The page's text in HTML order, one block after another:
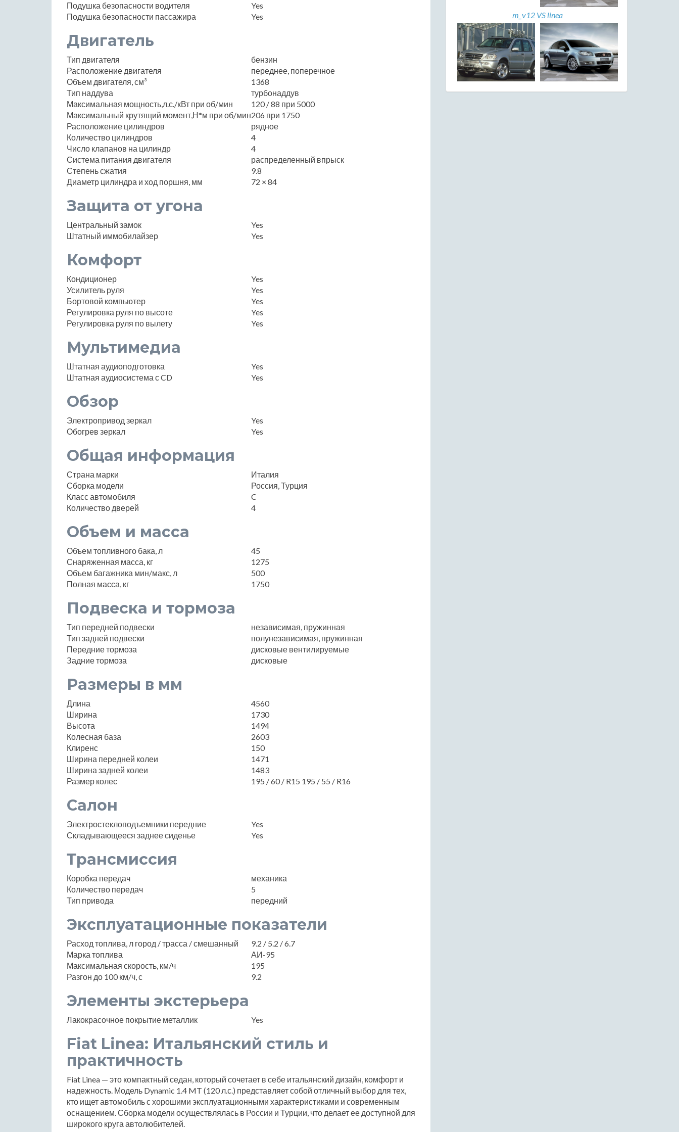
Подушка безопасности водителя
Yes
Подушка безопасности пассажира
Yes
Двигатель
Тип двигателя
бензин
Расположение двигателя
переднее, поперечное
Объем двигателя, см³
1368
Тип наддува
турбонаддув
Максимальная мощность,л.с./кВт при об/мин
120 / 88 при 5000
Максимальный крутящий момент,Н*м при об/мин206 при 1750
Расположение цилиндров
рядное
Количество цилиндров
4
Число клапанов на цилиндр
4
Система питания двигателя
распределенный впрыск
Степень сжатия
9.8
Диаметр цилиндра и ход поршня, мм
72 × 84
Защита от угона
Центральный замок
Yes
Штатный иммобилайзер
Yes
Комфорт
Кондиционер
Yes
Усилитель руля
Yes
Бортовой компьютер
Yes
Регулировка руля по высоте
Yes
Регулировка руля по вылету
Yes
Мультимедиа
Штатная аудиоподготовка
Yes
Штатная аудиосистема с CD
Yes
Обзор
Электропривод зеркал
Yes
Обогрев зеркал
Yes
Общая информация
Страна марки
Италия
Сборка модели
Россия, Турция
Класс автомобиля
C
Количество дверей
4
Объем и масса
Объем топливного бака, л
45
Снаряженная масса, кг
1275
Объем багажника мин/макс, л
500
Полная масса, кг
1750
Подвеска и тормоза
Тип передней подвески
независимая, пружинная
Тип задней подвески
полунезависимая, пружинная
Передние тормоза
дисковые вентилируемые
Задние тормоза
дисковые
Размеры в мм
Длина
4560
Ширина
1730
Высота
1494
Колесная база
2603
Клиренс
150
Ширина передней колеи
1471
Ширина задней колеи
1483
Размер колес
195 / 60 / R15 195 / 55 / R16
Салон
Электростеклоподъемники передние
Yes
Складывающееся заднее сиденье
Yes
Трансмиссия
Коробка передач
механика
Количество передач
5
Тип привода
передний
Эксплуатационные показатели
Расход топлива, л город / трасса / смешанный
9.2 / 5.2 / 6.7
Марка топлива
АИ-95
Максимальная скорость, км/ч
195
Разгон до 100 км/ч, с
9.2
Элементы экстерьера
Лакокрасочное покрытие металлик Yes
Fiat Linea: Итальянский стиль и
практичность
Fiat Linea — это компактный седан, который сочетает в себе итальянский дизайн, комфорт и
надежность. Модель Dynamic 1.4 MT (120 л.с.) представляет собой отличный выбор для тех,
кто ищет автомобиль с хорошими эксплуатационными характеристиками и современным
оснащением. Сборка модели осуществлялась в России и Турции, что делает ее доступной для
широкого круга автолюбителей.
m_v12 VS linea